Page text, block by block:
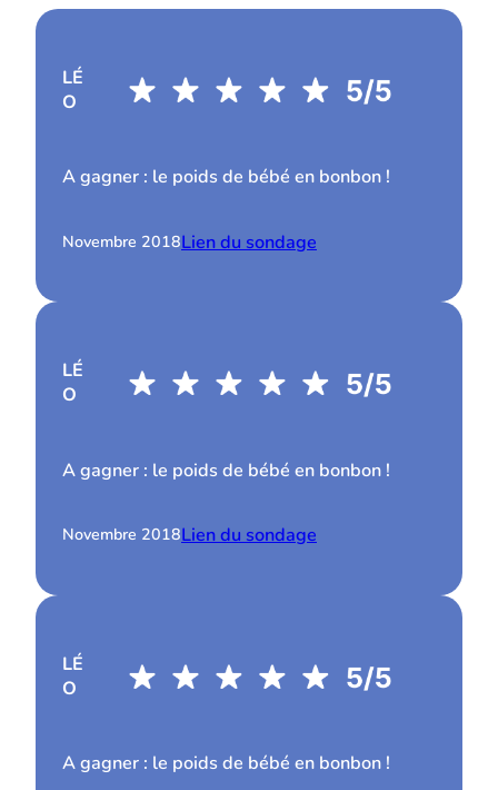
LÉ
O
A gagner : le poids de bébé en bonbon !
Novembre 2018Lien du sondage
LÉ
O
A gagner : le poids de bébé en bonbon !
Novembre 2018Lien du sondage
LÉ
O
A gagner : le poids de bébé en bonbon !